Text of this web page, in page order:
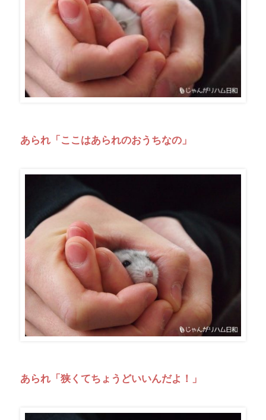
あられ「ここはあられのおうちなの」
あられ「狭くてちょうどいいんだよ！」